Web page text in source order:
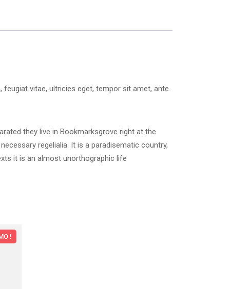
vitae, ultricies eget, tempor sit amet, ante.
they live in Bookmarksgrove right at the
regelialia. It is a paradisematic country,
it is an almost unorthographic life
!